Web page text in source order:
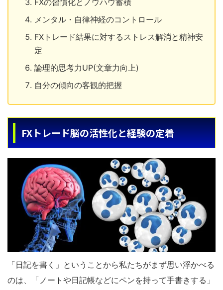
FXの習慣化とノウハウ蓄積
メンタル・自律神経のコントロール
FXトレード結果に対するストレス解消と精神安
定
論理的思考力UP(文章力向上)
自分の傾向の客観的把握
FXトレード脳の活性化と経験の定着
「日記を書く」ということから私たちがまず思い浮かべる
のは、「ノートや日記帳などにペンを持って手書きする」